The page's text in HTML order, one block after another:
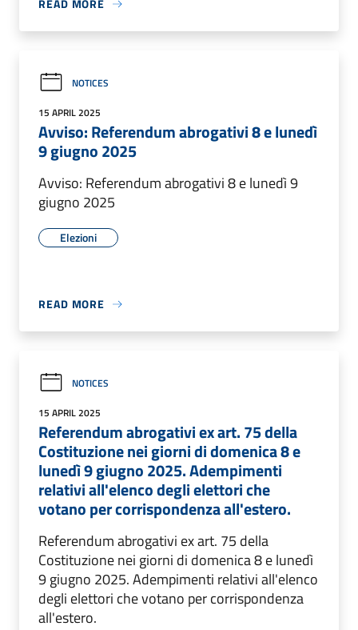
READ MORE
NOTICES
15 APRIL 2025
Avviso: Referendum abrogativi 8 e lunedì
9 giugno 2025
Avviso: Referendum abrogativi 8 e lunedì 9
giugno 2025
Elezioni
READ MORE
NOTICES
15 APRIL 2025
Referendum abrogativi ex art. 75 della
Costituzione nei giorni di domenica 8 e
lunedì 9 giugno 2025. Adempimenti
relativi all'elenco degli elettori che
votano per corrispondenza all'estero.
Referendum abrogativi ex art. 75 della
Costituzione nei giorni di domenica 8 e lunedì
9 giugno 2025. Adempimenti relativi all'elenco
degli elettori che votano per corrispondenza
all'estero.